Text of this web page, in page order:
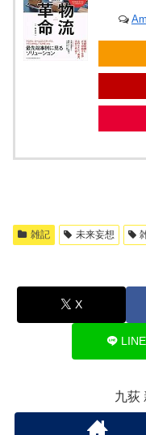
雑記 未来妄想
X
LINE
九荻